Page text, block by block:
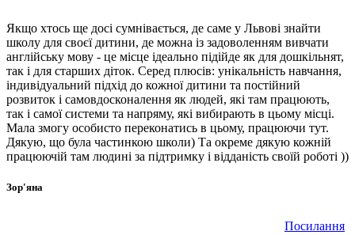
Якщо хтось ще досі сумнівається, де саме у Львові знайти
школу для своєї дитини, де можна із задоволенням вивчати
англійську мову - це місце ідеально підійде як для дошкільнят,
так і для старших діток. Серед плюсів: унікальність навчання,
індивідуальний підхід до кожної дитини та постійний
розвиток і самовдосконалення як людей, які там працюють,
так і самої системи та напряму, які вибирають в цьому місці.
Мала змогу особисто переконатись в цьому, працюючи тут.
Дякую, що була частинкою школи) Та окреме дякую кожній
працюючій там людині за підтримку і відданість своїй роботі ))
Зор'яна
Посилання